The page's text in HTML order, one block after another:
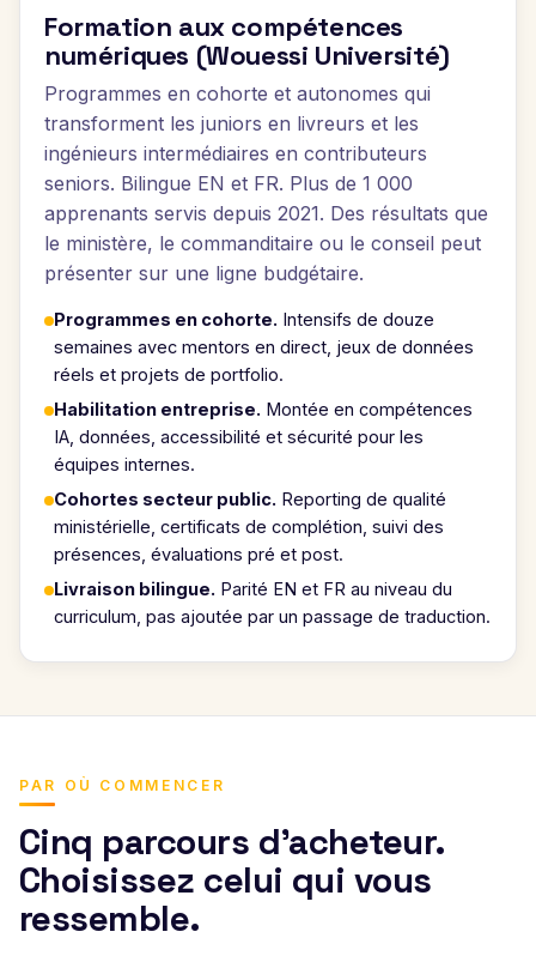
Formation aux compétences
numériques (Wouessi Université)
Programmes en cohorte et autonomes qui
transforment les juniors en livreurs et les
ingénieurs intermédiaires en contributeurs
seniors. Bilingue EN et FR. Plus de 1 000
apprenants servis depuis 2021. Des résultats que
le ministère, le commanditaire ou le conseil peut
présenter sur une ligne budgétaire.
Programmes en cohorte. Intensifs de douze
semaines avec mentors en direct, jeux de données
réels et projets de portfolio.
Habilitation entreprise. Montée en compétences
IA, données, accessibilité et sécurité pour les
équipes internes.
Cohortes secteur public. Reporting de qualité
ministérielle, certificats de complétion, suivi des
présences, évaluations pré et post.
Livraison bilingue. Parité EN et FR au niveau du
curriculum, pas ajoutée par un passage de traduction.
PAR OÙ COMMENCER
Cinq parcours d'acheteur.
Choisissez celui qui vous
ressemble.